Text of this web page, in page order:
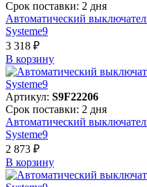
Срок поставки: 2 дня
Автоматический
Systeme9
3 318 ₽
В корзинy
Артикул: S9F22206
Срок поставки: 2 дня
Автоматический
Systeme9
2 873 ₽
В корзинy